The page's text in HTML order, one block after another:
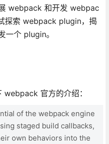
webpack 和开发 webpac
探索 webpack plugin，揭
一个 plugin。
官方的介绍：
of the webpack engine
staged build callbacks,
own behaviors into the